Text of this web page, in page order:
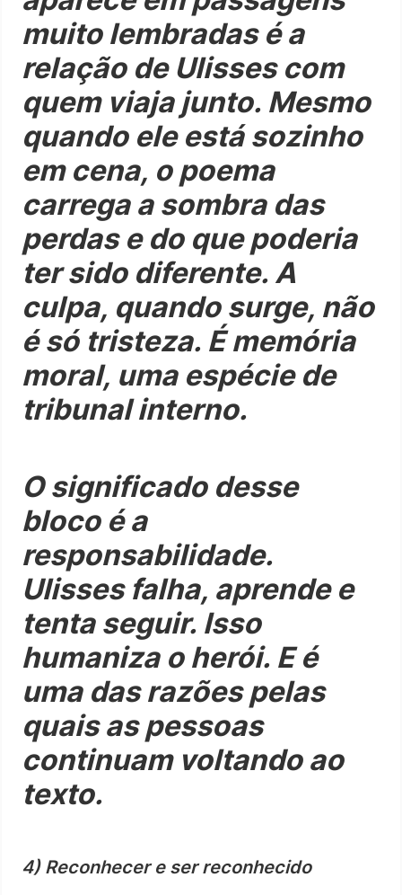
muito lembradas é a
relação de Ulisses com
quem viaja junto. Mesmo
quando ele está sozinho
em cena, o poema
carrega a sombra das
perdas e do que poderia
ter sido diferente. A
culpa, quando surge, não
é só tristeza. É memória
moral, uma espécie de
tribunal interno.
O significado desse
bloco é a
responsabilidade.
Ulisses falha, aprende e
tenta seguir. Isso
humaniza o herói. E é
uma das razões pelas
quais as pessoas
continuam voltando ao
texto.
4) Reconhecer e ser reconhecido